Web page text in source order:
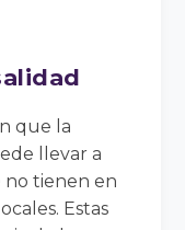
que la
llevar a
tienen en
Estas